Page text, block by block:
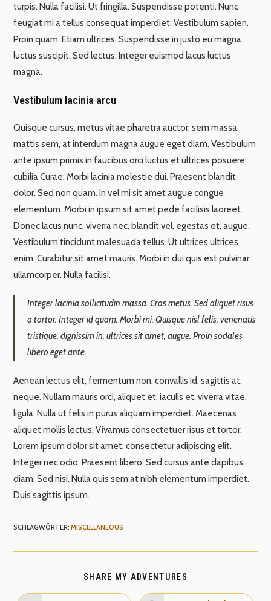
turpis. Nulla facilisi. Ut fringilla. Suspendisse potenti. Nunc
feugiat mi a tellus consequat imperdiet. Vestibulum sapien.
Proin quam. Etiam ultrices. Suspendisse in justo eu magna
luctus suscipit. Sed lectus. Integer euismod lacus luctus
magna.
Vestibulum lacinia arcu
Quisque cursus, metus vitae pharetra auctor, sem massa
mattis sem, at interdum magna augue eget diam. Vestibulum
ante ipsum primis in faucibus orci luctus et ultrices posuere
cubilia Curae; Morbi lacinia molestie dui. Praesent blandit
dolor. Sed non quam. In vel mi sit amet augue congue
elementum. Morbi in ipsum sit amet pede facilisis laoreet.
Donec lacus nunc, viverra nec, blandit vel, egestas et, augue.
Vestibulum tincidunt malesuada tellus. Ut ultrices ultrices
enim. Curabitur sit amet mauris. Morbi in dui quis est pulvinar
ullamcorper. Nulla facilisi.
Integer lacinia sollicitudin massa. Cras metus. Sed aliquet risus
a tortor. Integer id quam. Morbi mi. Quisque nisl felis, venenatis
tristique, dignissim in, ultrices sit amet, augue. Proin sodales
libero eget ante.
Aenean lectus elit, fermentum non, convallis id, sagittis at,
neque. Nullam mauris orci, aliquet et, iaculis et, viverra vitae,
ligula. Nulla ut felis in purus aliquam imperdiet. Maecenas
aliquet mollis lectus. Vivamus consectetuer risus et tortor.
Lorem ipsum dolor sit amet, consectetur adipiscing elit.
Integer nec odio. Praesent libero. Sed cursus ante dapibus
diam. Sed nisi. Nulla quis sem at nibh elementum imperdiet.
Duis sagittis ipsum.
SCHLAGWÖRTER:MISCELLANEOUS
SHARE MY ADVENTURES